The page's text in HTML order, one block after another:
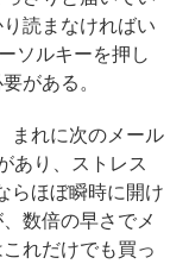
読まなければい
ソルキーを押し
がある。
まれに次のメール
あり、ストレス
らほぼ瞬時に開け
数倍の早さでメ
れだけでも買っ